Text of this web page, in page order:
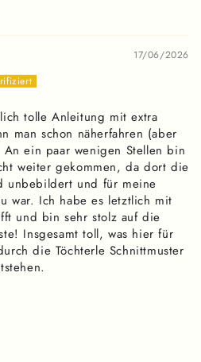
17/06/2026
tolle Anleitung mit extra
man schon näherfahren (aber
ein paar wenigen Stellen bin
weiter gekommen, da dort die
unbebildert und für meine
war. Ich habe es letztlich mit
und bin sehr stolz auf die
Insgesamt toll, was hier für
die Töchterle Schnittmuster